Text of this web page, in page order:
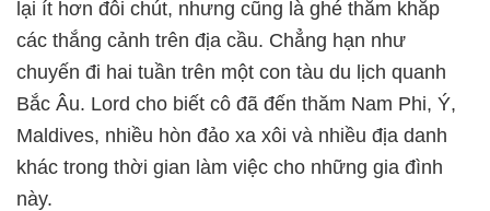
lại ít hơn đôi chút, nhưng cũng là ghé thăm khắp
các thắng cảnh trên địa cầu. Chẳng hạn như
chuyến đi hai tuần trên một con tàu du lịch quanh
Bắc Âu. Lord cho biết cô đã đến thăm Nam Phi, Ý,
Maldives, nhiều hòn đảo xa xôi và nhiều địa danh
khác trong thời gian làm việc cho những gia đình
này.